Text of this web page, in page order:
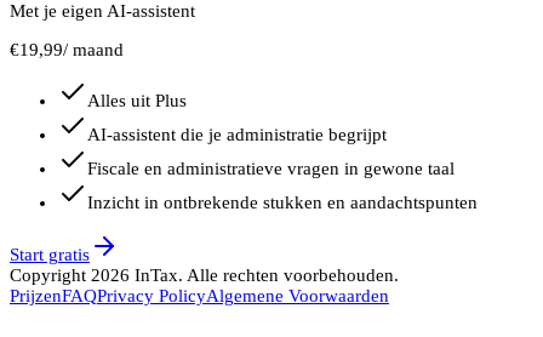
Met je eigen AI-assistent
€19,99/ maand
Alles uit Plus
AI-assistent die je administratie begrijpt
Fiscale en administratieve vragen in gewone taal
Inzicht in ontbrekende stukken en aandachtspunten
Start gratis
Copyright 2026 InTax. Alle rechten voorbehouden.
PrijzenFAQPrivacy PolicyAlgemene Voorwaarden